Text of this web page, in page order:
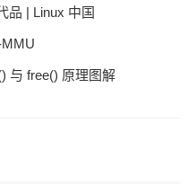
品 | Linux 中国
与 free() 原理图解